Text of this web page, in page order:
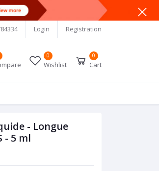
Login Registration
0
Wishlist
0
Cart
- Longue
- 5 ml